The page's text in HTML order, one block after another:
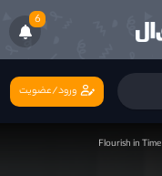
6
ورود/عضویت
Flourish in Time